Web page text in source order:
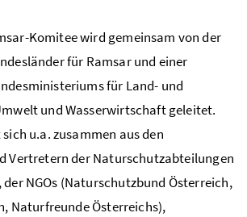
Komitee wird gemeinsam von der
für Ramsar und einer
für Land- und
und Wasserwirtschaft geleitet.
u.a. zusammen aus den
Vertretern der Naturschutzabteilungen
derNGOs (Naturschutzbund Österreich,
Naturfreunde Österreichs),